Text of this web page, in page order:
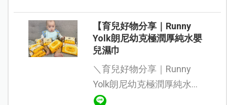
紙巾需求真的大...
【育兒好物分享｜Runny
Yolk朗尼幼克極潤厚純水嬰
兒濕巾
＼育兒好物分享｜Runny
Yolk朗尼幼克極潤厚純水嬰
兒濕巾／ 弟弟ARAS的肌膚